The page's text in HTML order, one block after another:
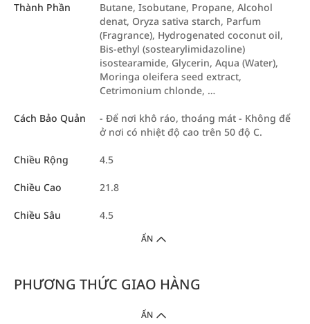
Thành Phần
Butane, Isobutane, Propane, Alcohol
denat, Oryza sativa starch, Parfum
(Fragrance), Hydrogenated coconut oil,
Bis-ethyl (sostearylimidazoline)
isostearamide, Glycerin, Aqua (Water),
Moringa oleifera seed extract,
Cetrimonium chlonde, …
Cách Bảo Quản
- Để nơi khô ráo, thoáng mát - Không để
ở nơi có nhiệt độ cao trên 50 độ C.
Chiều Rộng 4.5
Chiều Cao 21.8
Chiều Sâu 4.5
ẨN
PHƯƠNG THỨC GIAO HÀNG
ẨN